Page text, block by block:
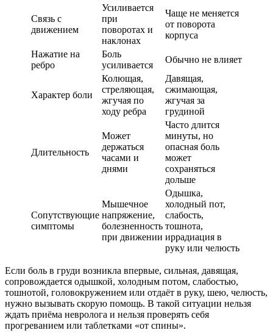
Связь с
движением
Усиливается
при
поворотах и
наклонах
Чаще не меняется
от поворота
корпуса
Нажатие на
ребро
Боль
усиливается
Обычно не влияет
Характер боли
Колющая,
стреляющая,
жгучая по
ходу ребра
Давящая,
сжимающая,
жгучая за
грудиной
Длительность
Может
держаться
часами и
днями
Часто длится
минуты, но
опасная боль
может
сохраняться
дольше
Сопутствующие
симптомы
Мышечное
напряжение,
болезненность
при движении
Одышка,
холодный пот,
слабость,
тошнота,
иррадиация в
руку или челюсть
Если боль в груди возникла впервые, сильная, давящая,
сопровождается одышкой, холодным потом, слабостью,
тошнотой, головокружением или отдаёт в руку, шею, челюсть,
нужно вызывать скорую помощь. В такой ситуации нельзя
ждать приёма невролога и нельзя проверять себя
прогреванием или таблетками «от спины».